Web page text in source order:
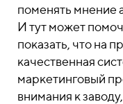
поменять мнение
И тут может
показать, что на
качественная
маркетинговый
внимания к